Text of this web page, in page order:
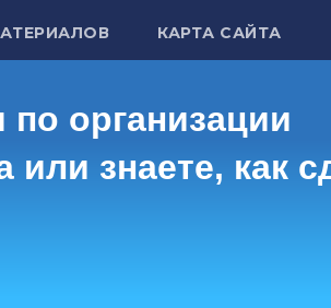
КАРТА САЙТА
организации
или знаете, как